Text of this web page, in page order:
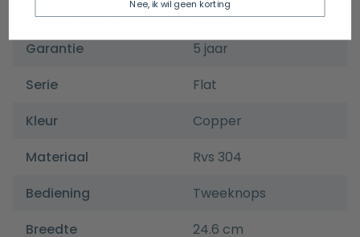
Artikelnummer
GGBDP11
Garantie
5 jaar
Serie
Flat
Kleur
Copper
Materiaal
Rvs 304
Bediening
Tweeknops
Breedte
24.6 cm
Nee, ik wil geen korting